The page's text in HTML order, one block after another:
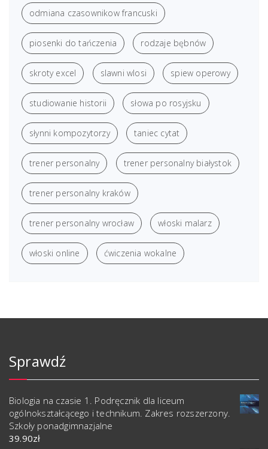
odmiana czasownikow francuski
piosenki do tańczenia rodzaje bębnów
skroty excel slawni wlosi spiew operowy
studiowanie historii słowa po rosyjsku
słynni kompozytorzy taniec cytat
trener personalny trener personalny białystok
trener personalny kraków
trener personalny wrocław włoski malarz
włoski online ćwiczenia wokalne
Sprawdź
Biologia na czasie 1. Podręcznik dla liceum
ogólnokształcącego i technikum. Zakres rozszerzony.
Szkoły ponadgimnazjalne
39.90zł